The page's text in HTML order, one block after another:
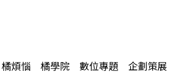
橘煩惱 橘學院 數位專題 企劃策展